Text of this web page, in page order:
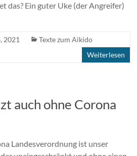
das? Ein guter Uke (der Angreifer)
2021
Texte zum Aikido
Weiterlesen
auch ohne Corona
Landesverordnung ist unser